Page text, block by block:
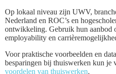
Op lokaal niveau zijn UWV,
Nederland en ROC’s en
ontwikkeling. Gebruik hun aanbod
employability en
Voor praktische voorbeelden en
besparingen bij thuiswerken kun je
voordelen van thuiswerken.